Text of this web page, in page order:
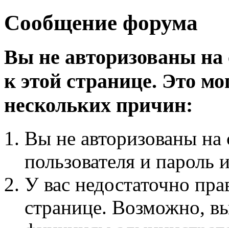
Сообщение форума
Вы не авторизованы на
к этой странице. Это
нескольких причин:
Вы не авторизованы на
пользователя и пароль
У вас недостаточно
странице. Возможно,